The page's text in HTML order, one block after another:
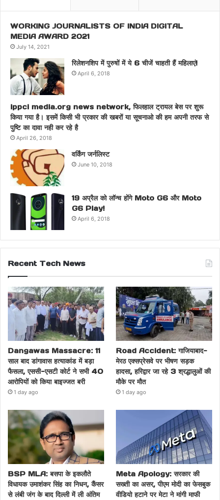
WORKING JOURNALISTS OF INDIA DIGITAL
MEDIA AWARD 2021
July 14, 2021
रिलेशनशिप में पुरुषों में ये 6 चीजें चाहती हैं महिलाएं!
April 6, 2018
ippci media.org news network, फिलहाल ट्रायल बेस पर शुरू
किया गया है। इसमें किसी भी प्रकार की खबरों या सूचनाओ की हम अपनी तरफ से
पुष्टि का दावा नही कर रहे है
April 26, 2018
वर्किंग जर्नलिस्ट
June 10, 2018
19 अप्रैल को लॉन्च होंगे Moto G6 और Moto
G6 Play!
April 6, 2018
Recent Tech News
Dangawas Massacre: 11
साल बाद डांगावास हत्याकांड में बड़ा
फैसला, एससी-एसटी कोर्ट ने सभी 40
आरोपियों को किया बाइज्जत बरी
1 day ago
Road Accident: गाजियाबाद-
मेरठ एक्सप्रेसवे पर भीषण सड़क
हादसा, हरिद्वार जा रहे 3 श्रद्धालुओं की
मौके पर मौत
1 day ago
BSP MLA: बसपा के इकलौते
विधायक उमाशंकर सिंह का निधन, कैंसर
से लंबी जंग के बाद दिल्ली में ली अंतिम
Meta Apology: सरकार की
सख्ती का असर, पीएम मोदी का फेसबुक
वीडियो हटाने पर मेटा ने मांगी माफी